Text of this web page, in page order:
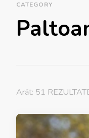
CATEGORY
Arăt: 51